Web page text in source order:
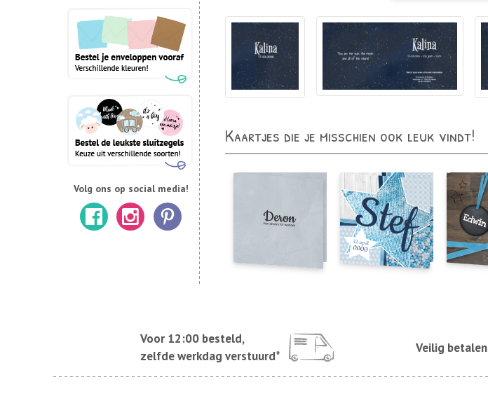
Volg ons op social media!
Kaartjes die je misschien ook leuk vindt!
Voor 12:00 besteld,
zelfde werkdag verstuurd*
Veilig betalen